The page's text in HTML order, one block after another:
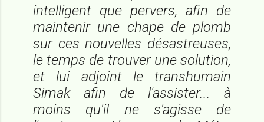
intelligent que pervers, afin de
maintenir une chape de plomb
sur ces nouvelles désastreuses,
le temps de trouver une solution,
et lui adjoint le transhumain
Simak afin de l'assister... à
moins qu'il ne s'agisse de